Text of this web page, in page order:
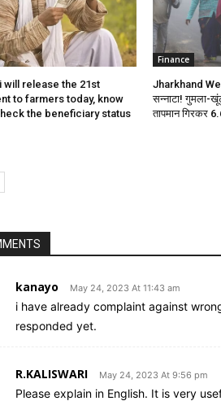
will release the 21st
to farmers today, know
the beneficiary status
Finance
Jharkhand
सन्नाटा! गुमला-
तापमान गिरकर
kanayo May 24, 2023 At 11:43 am
i have already complaint against
responded yet.
R.KALISWARI May 24, 2023 At 9:56 pm
Please explain in English. It is very